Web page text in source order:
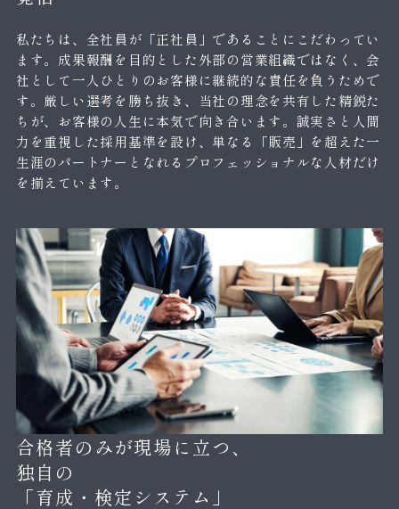
私たちは、全社員が「正社員」であることにこだわってい
ます。成果報酬を目的とした外部の営業組織ではなく、会
社として一人ひとりのお客様に継続的な責任を負うためで
す。厳しい選考を勝ち抜き、当社の理念を共有した精鋭た
ちが、お客様の人生に本気で向き合います。誠実さと人間
力を重視した採用基準を設け、単なる「販売」を超えた一
生涯のパートナーとなれるプロフェッショナルな人材だけ
を揃えています。
合格者のみが現場に立つ、
独自の
「育成・検定システム」